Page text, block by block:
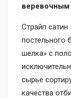
веревочным
Страйп
постельного
шелка» с
сырье
качества